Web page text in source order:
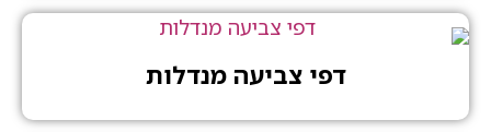
דפי צביעה מנדלות